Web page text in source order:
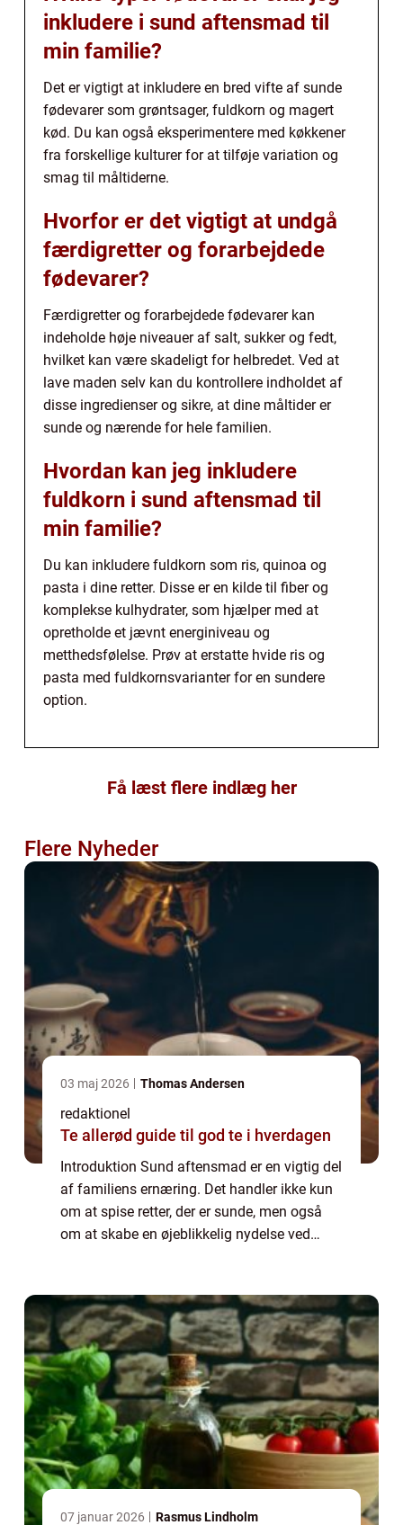
inkludere i sund aftensmad til
min familie?
Det er vigtigt at inkludere en bred vifte af sunde
fødevarer som grøntsager, fuldkorn og magert
kød. Du kan også eksperimentere med køkkener
fra forskellige kulturer for at tilføje variation og
smag til måltiderne.
Hvorfor er det vigtigt at undgå
færdigretter og forarbejdede
fødevarer?
Færdigretter og forarbejdede fødevarer kan
indeholde høje niveauer af salt, sukker og fedt,
hvilket kan være skadeligt for helbredet. Ved at
lave maden selv kan du kontrollere indholdet af
disse ingredienser og sikre, at dine måltider er
sunde og nærende for hele familien.
Hvordan kan jeg inkludere
fuldkorn i sund aftensmad til
min familie?
Du kan inkludere fuldkorn som ris, quinoa og
pasta i dine retter. Disse er en kilde til fiber og
komplekse kulhydrater, som hjælper med at
opretholde et jævnt energiniveau og
metthedsfølelse. Prøv at erstatte hvide ris og
pasta med fuldkornsvarianter for en sundere
option.
Få læst flere indlæg her
Flere Nyheder
03 maj 2026 Thomas Andersen
redaktionel
Te allerød guide til god te i hverdagen
Introduktion Sund aftensmad er en vigtig del
af familiens ernæring. Det handler ikke kun
om at spise retter, der er sunde, men også
om at skabe en øjeblikkelig nydelse ved
07 januar 2026 Rasmus Lindholm